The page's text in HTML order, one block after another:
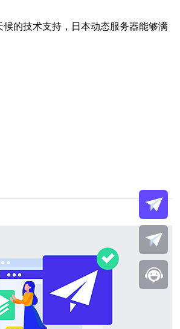
的技术支持，日本动态服务器能够满